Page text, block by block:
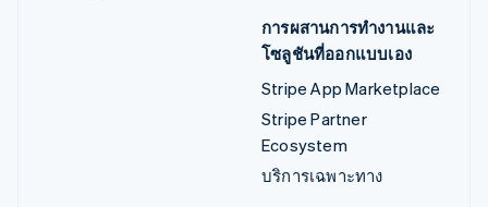
การผสานการทำงานและ
โซลูชันที่ออกแบบเอง
Stripe App Marketplace
Stripe Partner
Ecosystem
บริการเฉพาะทาง